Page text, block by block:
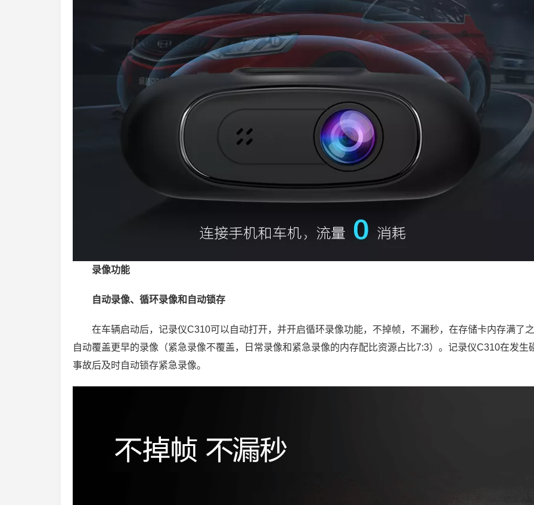
录像功能
自动录像、循环录像和自动锁存
在车辆启动后，记录仪C310可以自动打开，并开启循环录像功能，不掉帧，不漏秒，在存储卡内存满了
自动覆盖更早的录像（紧急录像不覆盖，日常录像和紧急录像的内存配比资源占比7:3）。记录仪C310在发生
事故后及时自动锁存紧急录像。